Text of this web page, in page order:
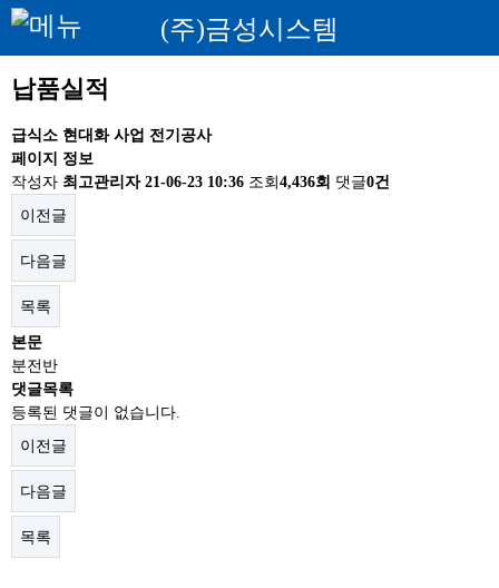
(주)금성시스템
납품실적
급식소 현대화 사업 전기공사
페이지 정보
작성자 최고관리자 21-06-23 10:36 조회4,436회 댓글0건
이전글
다음글
목록
본문
분전반
댓글목록
등록된 댓글이 없습니다.
이전글
다음글
목록